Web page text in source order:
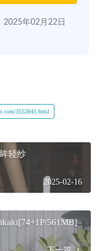
2025年02月22日
3552845.html
轻纱
2025-02-16
561MB]